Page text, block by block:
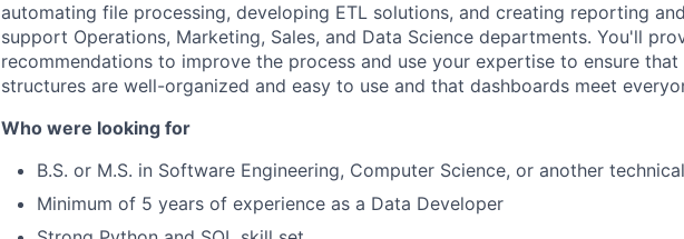
automating file processing, developing ETL solutions, and creating reporting
support Operations, Marketing, Sales, and Data Science departments. You'll
recommendations to improve the process and use your expertise to ensure
structures are well-organized and easy to use and that dashboards meet
Who were looking for
B.S. or M.S. in Software Engineering, Computer Science, or another
Minimum of 5 years of experience as a Data Developer